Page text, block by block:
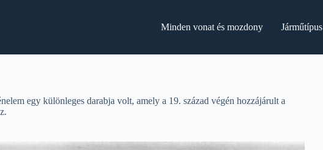
Minden vonat és mozdony Járműtípus
egy különleges darabja volt, amely a 19. század végén hozzájárult a